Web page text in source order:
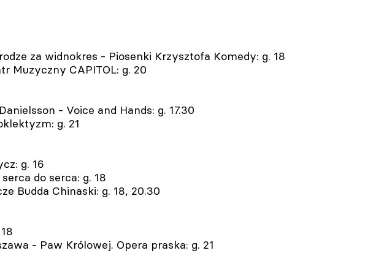
za widnokres - Piosenki Krzysztofa Komedy: g. 18
Muzyczny CAPITOL: g. 20
- Voice and Hands: g. 17.30
g. 21
g. 16
do serca: g. 18
Budda Chinaski: g. 18, 20.30
- Paw Królowej. Opera praska: g. 21